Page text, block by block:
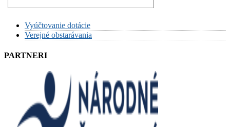
Vyúčtovanie dotácie
Verejné obstarávania
PARTNERI